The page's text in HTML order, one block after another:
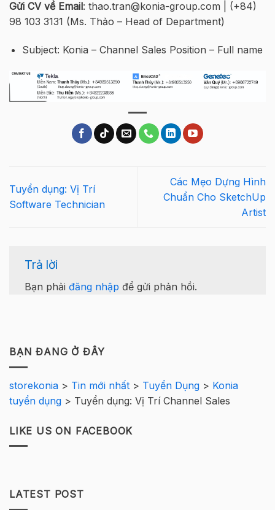
Gửi CV về Email: thao.tran@konia-group.com | (+84)
98 103 3131 (Ms. Thảo – Head of Department)
Subject: Konia – Channel Sales Position – Full name
Tuyển dụng: Vị Trí
Software Technician
Các Mẹo Dựng Hình
Chuẩn Cho SketchUp
Artist
Trả lời
Bạn phải đăng nhập để gửi phản hồi.
BẠN ĐANG Ở ĐÂY
storekonia > Tin mới nhất > Tuyển Dụng > Konia
tuyển dụng > Tuyển dụng: Vị Trí Channel Sales
LIKE US ON FACEBOOK
LATEST POST